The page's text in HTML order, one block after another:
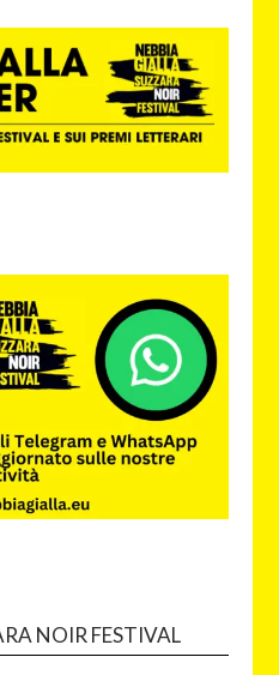
NOIR FESTIVAL